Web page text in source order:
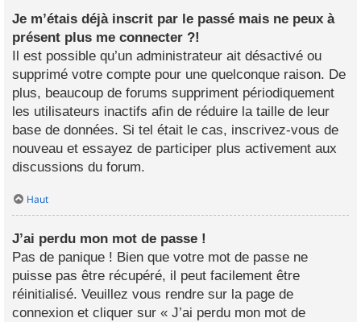
Je m’étais déjà inscrit par le passé mais ne peux à
présent plus me connecter ?!
Il est possible qu’un administrateur ait désactivé ou
supprimé votre compte pour une quelconque raison. De
plus, beaucoup de forums suppriment périodiquement
les utilisateurs inactifs afin de réduire la taille de leur
base de données. Si tel était le cas, inscrivez-vous de
nouveau et essayez de participer plus activement aux
discussions du forum.
Haut
J’ai perdu mon mot de passe !
Pas de panique ! Bien que votre mot de passe ne
puisse pas être récupéré, il peut facilement être
réinitialisé. Veuillez vous rendre sur la page de
connexion et cliquer sur « J’ai perdu mon mot de